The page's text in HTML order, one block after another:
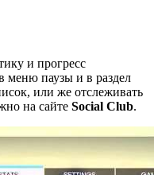
и прогресс
меню паузы и в раздел
или же отслеживать
на сайте Social Club.